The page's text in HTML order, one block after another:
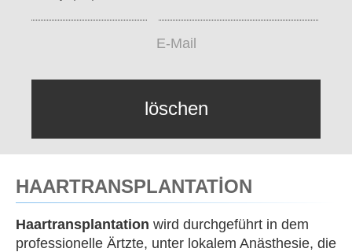
löschen
HAARTRANSPLANTATİON
Haartransplantation wird durchgeführt in dem
professionelle Ärtzte, unter lokalem Anästhesie, die